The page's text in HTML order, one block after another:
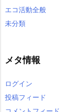
エコ活動全般
未分類
メタ情報
ログイン
投稿フィード